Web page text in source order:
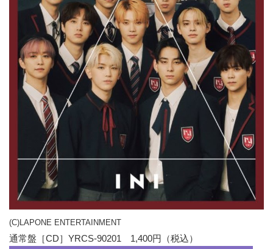
(C)LAPONE ENTERTAINMENT
通常盤［CD］YRCS-90201 1,400円（税込）